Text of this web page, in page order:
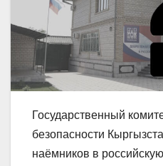
Государственный
безопасности
наёмников в